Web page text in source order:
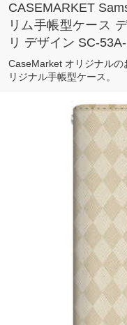
CASEMARKET
リム手帳型ケース
リ デザイン SC-
CaseMarket オリジナルの
リジナル手帳型ケース。